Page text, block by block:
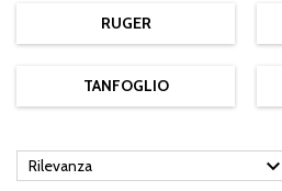
RUGER
TANFOGLIO
Rilevanza 